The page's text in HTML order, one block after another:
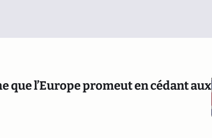
que l’Europe promeut en cédant aux